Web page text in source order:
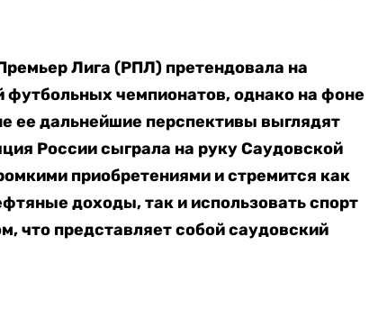
Лига (РПЛ) претендовала на
футбольных чемпионатов, однако на фоне
ее дальнейшие перспективы выглядят
России сыграла на руку Саудовской
приобретениями и стремится как
доходы, так и использовать спорт
что представляет собой саудовский